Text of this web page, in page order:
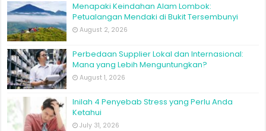
Menapaki Keindahan Alam Lombok:
Petualangan Mendaki di Bukit Tersembunyi
August 2, 2026
Perbedaan Supplier Lokal dan Internasional:
Mana yang Lebih Menguntungkan?
August 1, 2026
Inilah 4 Penyebab Stress yang Perlu Anda
Ketahui
July 31, 2026